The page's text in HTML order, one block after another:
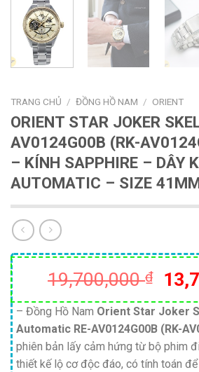
TRANG CHỦ / ĐỒNG HỒ NAM / ORIENT
ORIENT STAR JOKER
AV0124G00B (RK-
– KÍNH SAPPHIRE – DÂY
AUTOMATIC – SIZE
19,700,000₫
Giá
gốc
là:
– Đồng Hồ Nam Orient Star Joker
Automatic RE-AV0124G00B (RK-
phiên bản lấy cảm hứng từ bộ phim
thiết kế lộ cơ độc đáo, có tính toán